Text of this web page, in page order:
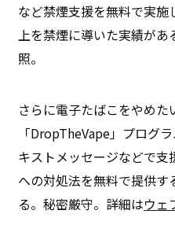
など禁煙支援を無料で実
上を禁煙に導いた実績があ
照。
さらに電子たばこをやめた
「DropTheVape」プログ
キストメッセージなどで
への対処法を無料で提供
る。秘密厳守。詳細はウェ